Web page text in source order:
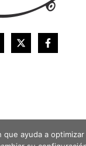
ayuda a